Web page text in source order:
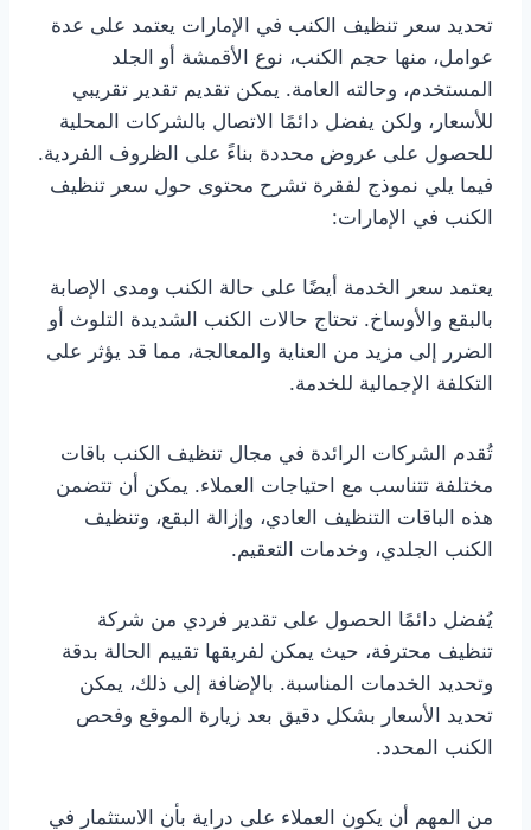
تحديد سعر تنظيف الكنب في الإمارات يعتمد على عدة
عوامل، منها حجم الكنب، نوع الأقمشة أو الجلد
المستخدم، وحالته العامة. يمكن تقديم تقدير تقريبي
للأسعار، ولكن يفضل دائمًا الاتصال بالشركات المحلية
للحصول على عروض محددة بناءً على الظروف الفردية.
فيما يلي نموذج لفقرة تشرح محتوى حول سعر تنظيف
الكنب في الإمارات:
يعتمد سعر الخدمة أيضًا على حالة الكنب ومدى الإصابة
بالبقع والأوساخ. تحتاج حالات الكنب الشديدة التلوث أو
الضرر إلى مزيد من العناية والمعالجة، مما قد يؤثر على
التكلفة الإجمالية للخدمة.
تُقدم الشركات الرائدة في مجال تنظيف الكنب باقات
مختلفة تتناسب مع احتياجات العملاء. يمكن أن تتضمن
هذه الباقات التنظيف العادي، وإزالة البقع، وتنظيف
الكنب الجلدي، وخدمات التعقيم.
يُفضل دائمًا الحصول على تقدير فردي من شركة
تنظيف محترفة، حيث يمكن لفريقها تقييم الحالة بدقة
وتحديد الخدمات المناسبة. بالإضافة إلى ذلك، يمكن
تحديد الأسعار بشكل دقيق بعد زيارة الموقع وفحص
الكنب المحدد.
من المهم أن يكون العملاء على دراية بأن الاستثمار في